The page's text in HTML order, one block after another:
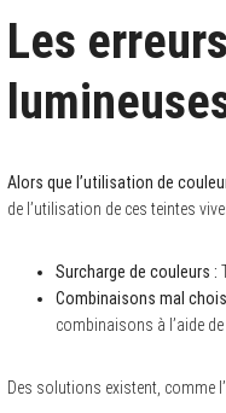
Les
Alors que l’utilisation de
de l’utilisation de ces teintes
Surcharge de couleurs :
Combinaisons mal
combinaisons à l’aide
Des solutions existent, comme